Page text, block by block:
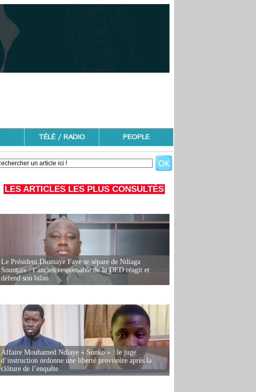
TÉLÉ / RADIO PEOPLE
LES ARTICLES LES PLUS CONSULTÉS
Le Président Diomaye Faye se sépare de Ndiaga
Soumaré : l’ancien responsable de la DED réagit et
défend son bilan
Affaire Mouhamed Ndiaye « Sonko » : le juge
d’instruction ordonne une liberté provisoire après la
clôture de l’enquête